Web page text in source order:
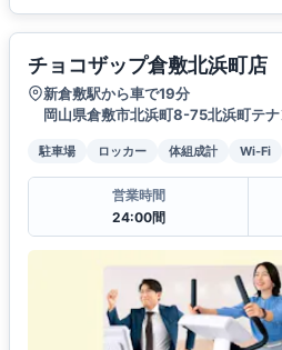
チョコザップ倉敷北浜町店
新倉敷駅から車で19分
岡山県倉敷市北浜町8-75北浜町テナ
駐車場 ロッカー 体組成計 Wi-Fi
営業時間
24:00間